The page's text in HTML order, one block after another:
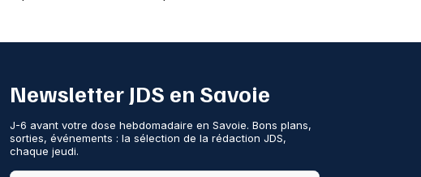
Newsletter JDS en Savoie
J-6 avant votre dose hebdomadaire en Savoie. Bons plans,
sorties, événements : la sélection de la rédaction JDS,
chaque jeudi.